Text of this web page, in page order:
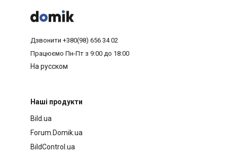



Дзвонити +380(98) 656 34 02
Працюємо Пн-Пт з 9:00 до 18:00
На русском
Наші продукти
Bild.ua
Forum.Domik.ua
BildControl.ua